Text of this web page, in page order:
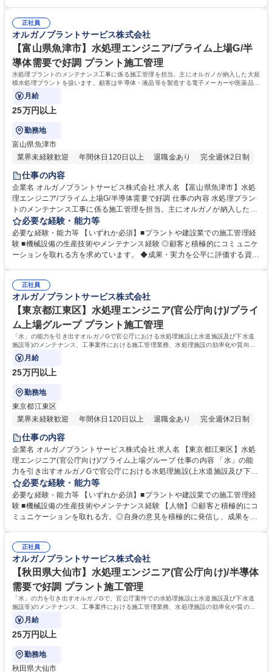
計装工事の施工管理・検査 ■装置の運転確認・運転調整 ■顧客対応 ※建物
の改変を伴う業務は含まない 募集職種 【東京都江東区/電気エンジニア(電
気計装)】プライム上場グループ
ます。自身の意見を積極的に発信し、成果を導き出せる方を求めていま
す。 ◆高度経済成長期に普及した全国の多くの上下水道施設が老朽化、更
新時期を迎えています。「水」の能力を引き出すプライム市場上場オルガ
ノグループで、水処理プラントに関する経験を活かして活躍できます。 学
歴・資格 学歴：大学院 大学 高専 短大 専修学校 高校 語学力： 資格：第一
種運転免許普通自動車
正社員
オルガノプラントサービス株式会社
【富山県魚津市】水処理エンジニア/プライム上場G/半
導体需要で好調 プラント施工管理
水処理プラントのメンテナンス工事に係る施工管理を担当。主にオルガノが納入した大規
模水処理プラントを扱います。顧客は半導体・液晶等を製造する電子メーカーや医薬品メ
ーカー、食品メーカー等です。
月給
25万円以上
勤務地
富山県魚津市
業界未経験歓迎
年間休日120日以上 退職金あり 完全週休2日制
仕事の内容
企業名 オルガノプラントサービス株式会社 求人名 【富山県魚津市】水処
理エンジニア/プライム上場G/半導体需要で好調 仕事の内容 水処理プラン
トのメンテナンス工事に係る施工管理を担当。主にオルガノが納入した大
規模水処理プラントを扱います。顧客は半導体・液晶等を製造する電子メ
ーカーや医薬品メーカー、食品メーカー等です。 ◆全国の顧客に迅速な対
応を行う為、全国に23ヶ所の出張所を設置しており、オルガノグループ各
社と協力して業務を進めていきます。 【技術力】世界トップレベルの技術
ープは、「水」に秘められた能力を引き出し、産業と社会の未来を拓いて
いきます。※建物改変を伴う業務は含まない。 募集職種 【富山県魚津
市】水処理エンジニア/プライム上場G/半導体需要で好調
必要な経験・能力等
必要な経験・能力等 【いずれか必須】■プラントや建設業での施工管理経
験 ■機械設備の生産技術やメンテナンス経験 ◎顧客と積極的にコミュニケ
ーションを取れる方を求めています。 ◆成果・実力を公平に評価する資格
ます。 ◆高度経済成長期に普及した全国の多くの上下水道施設が老朽化、
更新時期を迎えています。「水」の能力を引き出すプライム市場上場オル
ガノグループで、水処理プラントに関する経験を活かして活躍できます。
学歴・資格 学歴：大学院 大学 高専 短大 専修学校 高校 語学力： 資格：第
一種運転免許普通自動車
正社員
オルガノプラントサービス株式会社
【東京都江東区】水処理エンジニア(官公庁向け)/プライ
ム上場グループ プラント施工管理
「水」の能力を引き出すオルガノGで官公庁における水処理施設(上水道施設及び下水道
施設等)のメンテナンス、工事案件における施工管理業務、水処理施設の効率化や質向
上、新施設の企画・提案もお任せします。
月給
25万円以上
勤務地
東京都江東区
業界未経験歓迎
年間休日120日以上 退職金あり 完全週休2日制
仕事の内容
企業名 オルガノプラントサービス株式会社 求人名 【東京都江東区】水処
理エンジニア(官公庁向け)/プライム上場グループ 仕事の内容 「水」の能
力を引き出すオルガノGで官公庁における水処理施設(上水道施設及び下水
道施設等)のメンテナンス、工事案件における施工管理業務、水処理施設
の効率化や質向上、新施設の企画・提案もお任せします。 高度経済成長期
に普及した全国の多くの上下水道施設が老朽化、更新時期を迎えていま
す。はじめはこれまでのご経験を踏まえて業務をお任せし、徐々に様々な
業務(工程/品質/安全/コスト等)※建物の改変を伴う業務は含まない 募集職
種 【東京都江東区】水処理エンジニア(官公庁向け)/プライム上場グループ
必要な経験・能力等
必要な経験・能力等 【いずれか必須】■プラントや建設業での施工管理経
験 ■機械設備の生産技術やメンテナンス経験 【人物】◎顧客と積極的にコ
ミュニケーションを取れる方。◎自身の意見を積極的に発信し、成果を導
術士（機械・上下水道）【オルガノの技術力】世界トップレベルの技術で
生み出す「超純水」でエレクトロニクスの発展を支えています。工場で使
われた排水を再び「超純水」のレベルまで磨き上げる。オルガノグループ
は「水」に秘められた能力を引き出し、産業と社会の未来を拓いていきま
す。 学歴・資格 学歴：大学院 大学 高専 短大 専修学校 高校 語学力： 資
格：第一種運転免許普通自動車
正社員
オルガノプラントサービス株式会社
【秋田県大仙市】水処理エンジニア(官公庁向け)/半導体
需要で好調 プラント施工管理
「水」の力を引き出すオルガノGで、官公庁案件での水処理施設(上水道施設及び下水道
施設等)のメンテナンス、工事案件における施工管理業務、水処理施設の効率化や質の向
上、新施設の企画・提案をお任せします。
月給
25万円以上
勤務地
秋田県大仙市